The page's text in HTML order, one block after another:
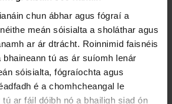
chun ábhar agus fógraí a
meán sóisialta a sholáthar agus
ar ár dtrácht. Roinnimid faisnéis
tú as ár suíomh lenár
sóisialta, fógraíochta agus
é a chomhcheangal le
ar fáil dóibh nó a bhailigh siad ón
Contae 2007-2013
an Chontae 2007-